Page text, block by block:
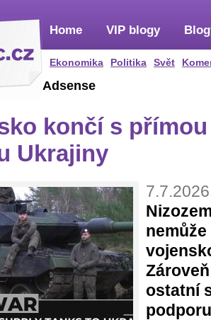
Home
Ekonomika Politika Svět
VIP blogy
Adsense
končí s
Ukrajiny
ostatní